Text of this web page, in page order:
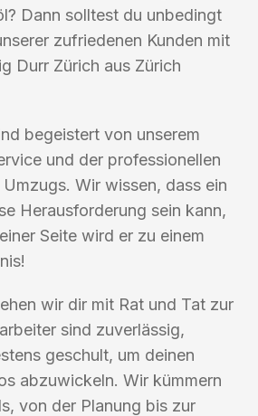
Dann solltest du unbedingt
zufriedenen Kunden mit
Durr Zürich aus Zürich
begeistert von unserem
und der professionellen
Wir wissen, dass ein
Herausforderung sein kann,
Seite wird er zu einem
wir dir mit Rat und Tat zur
sind zuverlässig,
geschult, um deinen
abzuwickeln. Wir kümmern
von der Planung bis zur